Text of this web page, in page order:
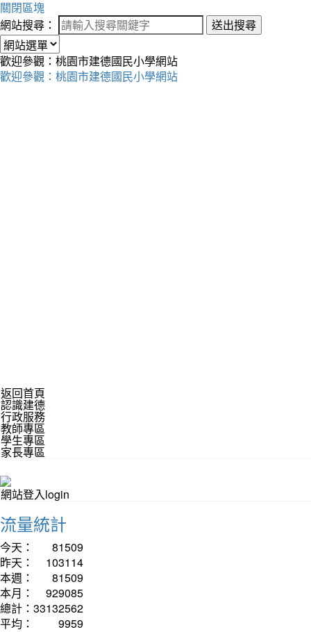
關閉區塊
網站搜尋：
送出搜尋
歡迎參觀：桃園市建德國民小學網站
歡迎參觀：桃園市建德國民小學網站
返回首頁
認識建德
行政服務
教師專區
學生專區
家長專區
網站登入login
流量統計
今天：
81509
昨天：
103114
本週：
81509
本月：
929085
總計： 33132562
平均：
9959